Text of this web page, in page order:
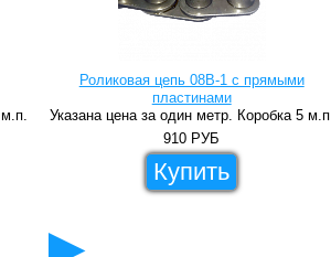
м.п.
Роликовая цепь 08B-1 с прямыми
пластинами
Указана цена за один метр. Коробка 5 м.п.
910 РУБ
Купить